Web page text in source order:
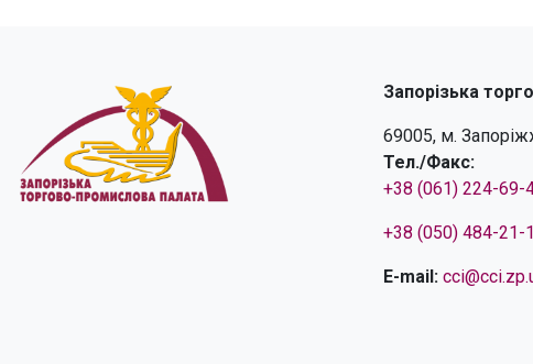
Запорізька
69005, м.
Тел./Факс:
+38 (061) 224-69-
+38 (050) 484-21-
E-mail: